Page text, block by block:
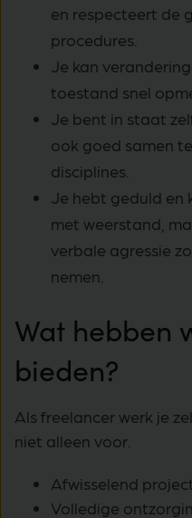
en respecteert de
procedures.
Je kan
toestand snel
Je bent in staat
ook goed samen
disciplines.
Je hebt geduld en
met weerstand,
verbale agressie
nemen.
Wat hebben
bieden?
Als freelancer werk je
niet alleen voor.
Afwisselend
Volledige